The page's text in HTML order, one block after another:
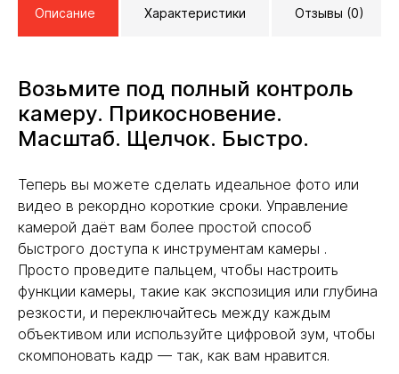
Описание Характеристики Отзывы (0)
Возьмите под полный контроль
камеру. Прикосновение.
Масштаб. Щелчок. Быстро.
Теперь вы можете сделать идеальное фото или
видео в рекордно короткие сроки. Управление
камерой даёт вам более простой способ
быстрого доступа к инструментам камеры .
Просто проведите пальцем, чтобы настроить
функции камеры, такие как экспозиция или глубина
резкости, и переключайтесь между каждым
объективом или используйте цифровой зум, чтобы
скомпоновать кадр — так, как вам нравится.